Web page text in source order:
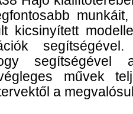
kicsinyített
segítségével
művek
a